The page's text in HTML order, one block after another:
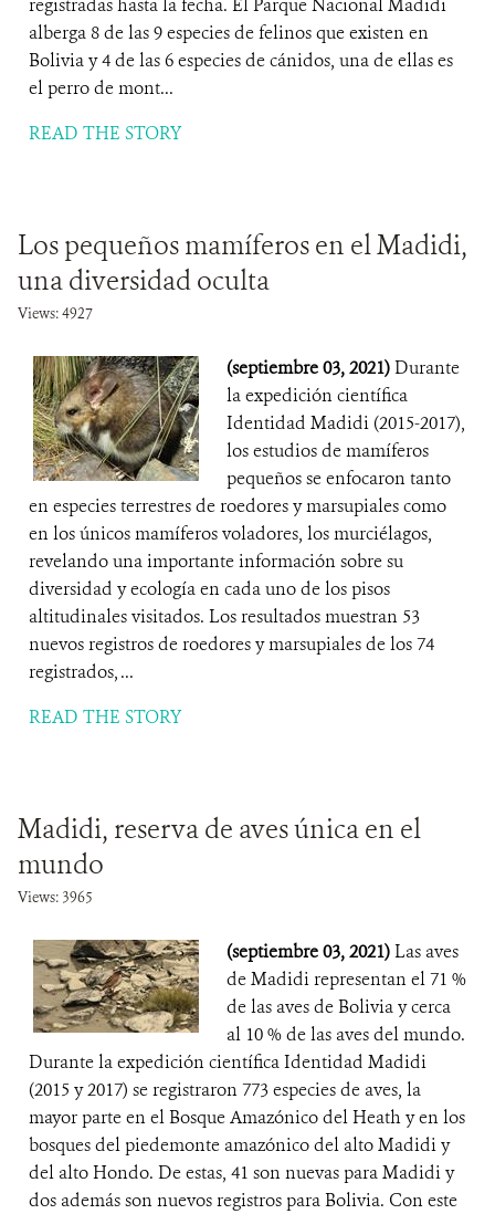
registradas hasta la fecha. El Parque Nacional Madidi
alberga 8 de las 9 especies de felinos que existen en
Bolivia y 4 de las 6 especies de cánidos, una de ellas es
el perro de mont...
READ THE STORY
Los pequeños mamíferos en el Madidi,
una diversidad oculta
Views: 4927
(septiembre 03, 2021)Durante
la expedición científica
Identidad Madidi (2015-2017),
los estudios de mamíferos
pequeños se enfocaron tanto
en especies terrestres de roedores y marsupiales como
en los únicos mamíferos voladores, los murciélagos,
revelando una importante información sobre su
diversidad y ecología en cada uno de los pisos
altitudinales visitados. Los resultados muestran 53
nuevos registros de roedores y marsupiales de los 74
registrados, ...
READ THE STORY
Madidi, reserva de aves única en el
mundo
Views: 3965
(septiembre 03, 2021)Las aves
de Madidi representan el 71 %
de las aves de Bolivia y cerca
al 10 % de las aves del mundo.
Durante la expedición científica Identidad Madidi
(2015 y 2017) se registraron 773 especies de aves, la
mayor parte en el Bosque Amazónico del Heath y en los
bosques del piedemonte amazónico del alto Madidi y
del alto Hondo. De estas, 41 son nuevas para Madidi y
dos además son nuevos registros para Bolivia. Con este